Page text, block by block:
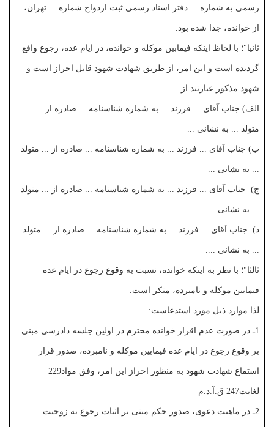
رسمی به شماره ... دفتر اسناد رسمی ثبت ازدواج شماره ... تهران،
از خوانده، جدا شده بود.
ثانیا"؛ با لحاظ اینکه فیمابین موکله و خوانده، در ایام عده، رجوع واقع
گردیده است و این امر، از طریق شهادت شهود قابل احراز است و
شهود مذکور عبارتند از:
الف) جناب آقای ... فرزند ... به شماره شناسنامه ... صادره از ...
متولد ... به نشانی ...
ب) جناب آقای ... فرزند ... به شماره شناسنامه ... صادره از ... متولد
... به نشانی ...
ج) جناب آقای ... فرزند ... به شماره شناسنامه ... صادره از ... متولد
... به نشانی ...
د) جناب آقای ... فرزند ... به شماره شناسنامه ... صادره از ... متولد
... به نشانی ....
ثالثا"؛ با نظر به اینکه خوانده، نسبت به وقوع رجوع در ایام عده
فیمابین موکله و نامبرده، منکر است.
لذا موارد ذیل مورد استدعاست:
1ـ در صورت عدم اقرار خوانده محترم در اولین جلسه دادرسی مبنی
بر وقوع رجوع در ایام عده فیمابین موکله و نامبرده، صدور قرار
استماع شهادت شهود به منظور احراز این امر، وفق مواد229
لغایت247 ق.آ.د.م
2ـ در ماهیت دعوی، صدور حکم مبنی بر اثبات رجوع به زوجیت